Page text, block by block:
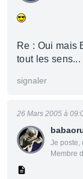
Re : Oui mais
tout les sens...
signaler
Je poste,
Membre
26 Mars 2005 à